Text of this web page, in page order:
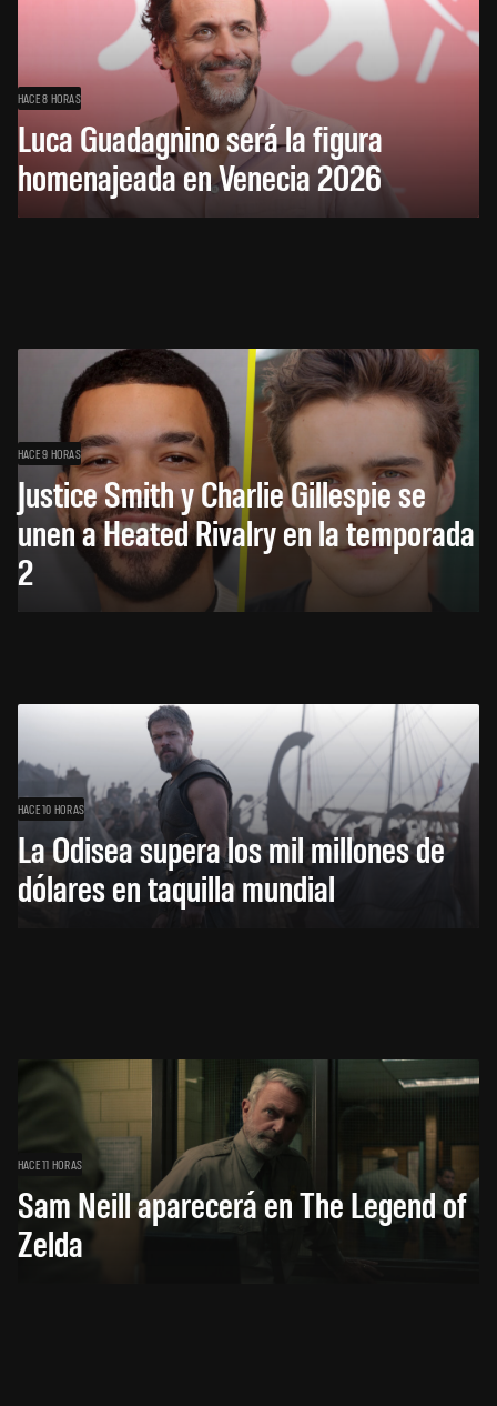
HACE 8 HORAS
Luca Guadagnino será la figura
homenajeada en Venecia 2026
HACE 9 HORAS
Justice Smith y Charlie Gillespie se
unen a Heated Rivalry en la temporada
2
HACE 10 HORAS
La Odisea supera los mil millones de
dólares en taquilla mundial
HACE 11 HORAS
Sam Neill aparecerá en The Legend of
Zelda